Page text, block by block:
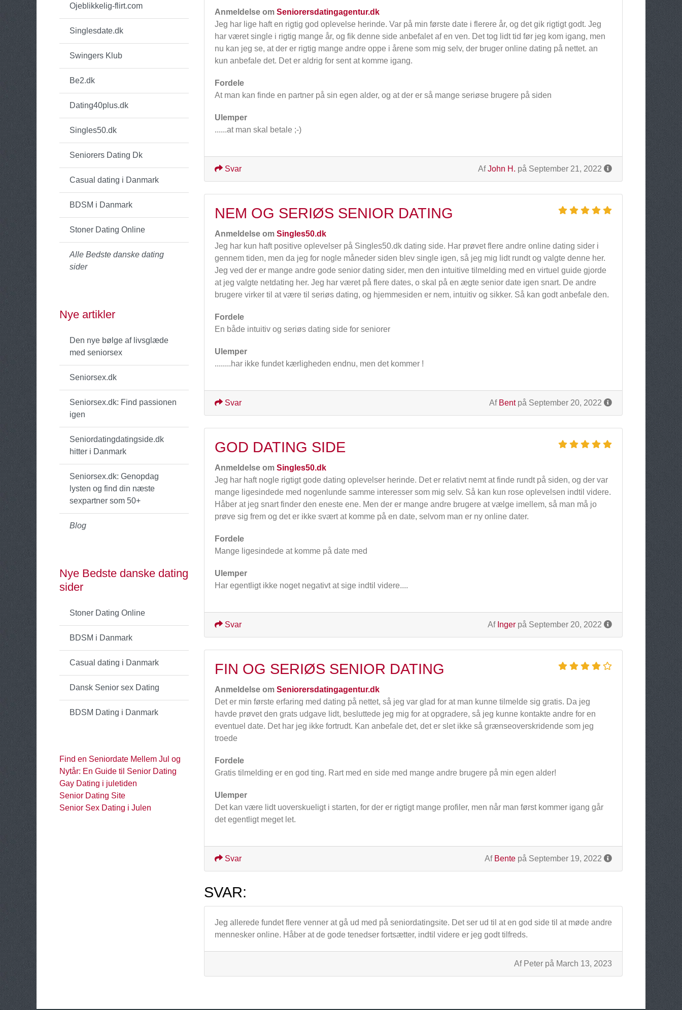
Ojeblikkelig-flirt.com
Singlesdate.dk
Swingers Klub
Be2.dk
Dating40plus.dk
Singles50.dk
Seniorers Dating Dk
Casual dating i Danmark
BDSM i Danmark
Stoner Dating Online
Alle Bedste danske dating
sider
Nye artikler
Den nye bølge af livsglæde
med seniorsex
Seniorsex.dk
Seniorsex.dk: Find passionen
igen
Seniordatingdatingside.dk
hitter i Danmark
Seniorsex.dk: Genopdag
lysten og find din næste
sexpartner som 50+
Blog
Nye Bedste danske dating
sider
Stoner Dating Online
BDSM i Danmark
Casual dating i Danmark
Dansk Senior sex Dating
BDSM Dating i Danmark
Find en Seniordate Mellem Jul og
Nytår: En Guide til Senior Dating
Gay Dating i juletiden
Senior Dating Site
Senior Sex Dating i Julen
Anmeldelse om Seniorersdatingagentur.dk
Jeg har lige haft en rigtig god oplevelse herinde. Var på min første date i flerere år, og det gik rigtigt godt. Jeg
har været single i rigtig mange år, og fik denne side anbefalet af en ven. Det tog lidt tid før jeg kom igang, men
nu kan jeg se, at der er rigtig mange andre oppe i årene som mig selv, der bruger online dating på nettet. an
kun anbefale det. Det er aldrig for sent at komme igang.
Fordele
At man kan finde en partner på sin egen alder, og at der er så mange seriøse brugere på siden
Ulemper
......at man skal betale ;-)
AfJohn H. på September 21, 2022
Svar
NEM OG SERIØS SENIOR DATING
Anmeldelse om Singles50.dk
Jeg har kun haft positive oplevelser på Singles50.dk dating side. Har prøvet flere andre online dating sider i
gennem tiden, men da jeg for nogle måneder siden blev single igen, så jeg mig lidt rundt og valgte denne her.
Jeg ved der er mange andre gode senior dating sider, men den intuitive tilmelding med en virtuel guide gjorde
at jeg valgte netdating her. Jeg har været på flere dates, o skal på en ægte senior date igen snart. De andre
brugere virker til at være til seriøs dating, og hjemmesiden er nem, intuitiv og sikker. Så kan godt anbefale den.
Fordele
En både intuitiv og seriøs dating side for seniorer
Ulemper
........har ikke fundet kærligheden endnu, men det kommer !
Af Bentpå September 20, 2022
Svar
GOD DATING SIDE
Anmeldelse om Singles50.dk
Jeg har haft nogle rigtigt gode dating oplevelser herinde. Det er relativt nemt at finde rundt på siden, og der var
mange ligesindede med nogenlunde samme interesser som mig selv. Så kan kun rose oplevelsen indtil videre.
Håber at jeg snart finder den eneste ene. Men der er mange andre brugere at vælge imellem, så man må jo
prøve sig frem og det er ikke svært at komme på en date, selvom man er ny online dater.
Fordele
Mange ligesindede at komme på date med
Ulemper
Har egentligt ikke noget negativt at sige indtil videre....
Af Inger på September 20, 2022
Svar
FIN OG SERIØS SENIOR DATING
Anmeldelse om Seniorersdatingagentur.dk
Det er min første erfaring med dating på nettet, så jeg var glad for at man kunne tilmelde sig gratis. Da jeg
havde prøvet den grats udgave lidt, besluttede jeg mig for at opgradere, så jeg kunne kontakte andre for en
eventuel date. Det har jeg ikke fortrudt. Kan anbefale det, det er slet ikke så grænseoverskridende som jeg
troede
Fordele
Gratis tilmelding er en god ting. Rart med en side med mange andre brugere på min egen alder!
Ulemper
Det kan være lidt uoverskueligt i starten, for der er rigtigt mange profiler, men når man først kommer igang går
det egentligt meget let.
Af Bente på September 19, 2022
Svar
SVAR:
Jeg allerede fundet flere venner at gå ud med på seniordatingsite. Det ser ud til at en god side til at møde andre
mennesker online. Håber at de gode tenedser fortsætter, indtil videre er jeg godt tilfreds.
Af Peter på March 13, 2023